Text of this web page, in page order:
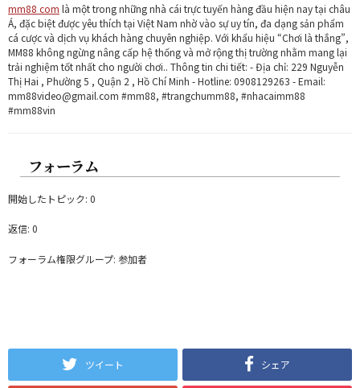
mm88 com là một trong những nhà cái trực tuyến hàng đầu hiện nay tại châu
Á, đặc biệt được yêu thích tại Việt Nam nhờ vào sự uy tín, đa dạng sản phẩm
cá cược và dịch vụ khách hàng chuyên nghiệp. Với khẩu hiệu “Chơi là thắng”,
MM88 không ngừng nâng cấp hệ thống và mở rộng thị trường nhằm mang lại
trải nghiệm tốt nhất cho người chơi.. Thông tin chi tiết: - Địa chỉ: 229 Nguyễn
Thị Hai , Phường 5 , Quận 2 , Hồ Chí Minh - Hotline: 0908129263 - Email:
mm88video@gmail.com #mm88, #trangchumm88, #nhacaimm88
#mm88vin
フォーラム
開始したトピック: 0
返信: 0
フォーラム権限グループ: 参加者
ツイート シェア